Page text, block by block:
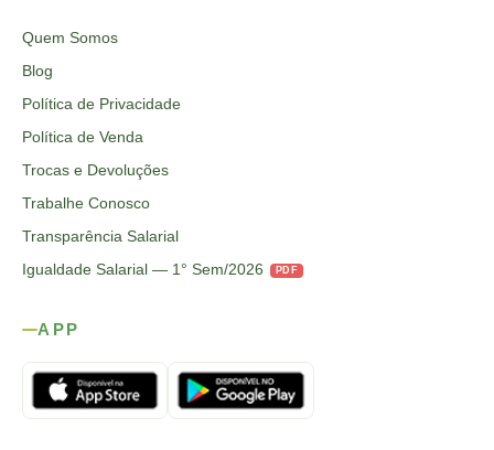
Quem Somos
Blog
Política de Privacidade
Política de Venda
Trocas e Devoluções
Trabalhe Conosco
Transparência Salarial
Igualdade Salarial — 1° Sem/2026
PDF
APP